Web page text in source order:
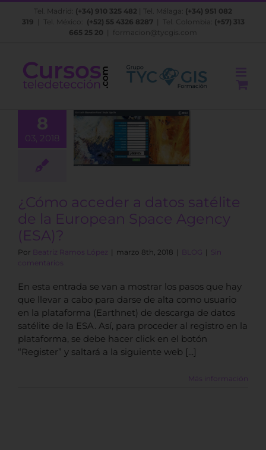
Saltar
Tel. Madrid: (+34) 910 325 482 | Tel. Málaga: (+34) 951 082
319 | Tel. México: (+52) 55 4326 8287| Tel. Colombia: (+57) 313
665 25 20
formacion@tycgis.com
8
03, 2018
acceder a
de
Agency
¿Cómo acceder a datos satélite
de la European Space Agency
(ESA)?
Por Beatriz Ramos López | marzo 8th, 2018 | BLOG | Sin
comentarios
En esta entrada se van a mostrar los pasos que hay
que llevar a cabo para darse de alta como usuario
en la plataforma (Earthnet) de descarga de datos
satélite de la ESA. Así, para proceder al registro en la
plataforma, se debe hacer click en el botón
“Register” y saltará a la siguiente web [...]
Más información